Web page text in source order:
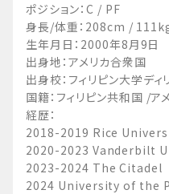
ポジション：C / PF
身長/体重：208cm /
生年月日：2000年8月9日
出身地：アメリカ合衆国
出身校：フィリピン大学ディ
国籍：フィリピン共和国 /ア
経歴：
2018-2019 Rice
2020-2023 Vanderbilt
2023-2024 The Citadel
2024 University of the